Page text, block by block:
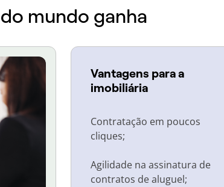
mundo ganha
Vantagens para a
imobiliária
Contratação em poucos
cliques;
Agilidade na assinatura de
contratos de aluguel;